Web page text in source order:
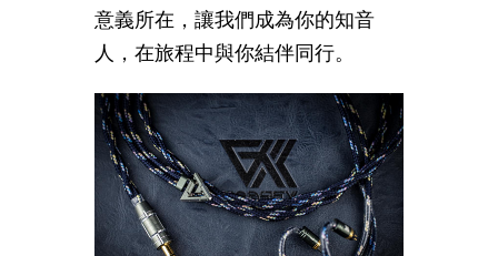
意義所在，讓我們成為你的知音
人，在旅程中與你結伴同行。